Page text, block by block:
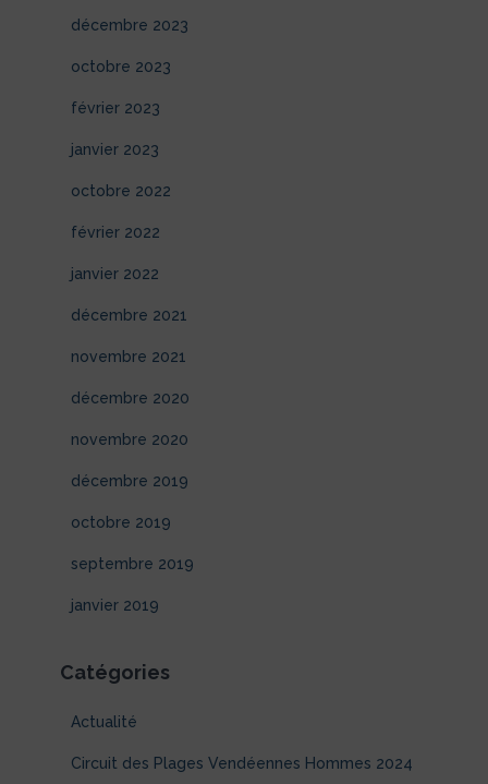
décembre 2023
octobre 2023
février 2023
janvier 2023
octobre 2022
février 2022
janvier 2022
décembre 2021
novembre 2021
décembre 2020
novembre 2020
décembre 2019
octobre 2019
septembre 2019
janvier 2019
Catégories
Actualité
Circuit des Plages Vendéennes Hommes 2024